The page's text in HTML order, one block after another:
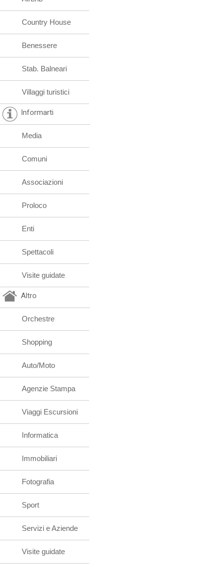
Country House
Benessere
Stab. Balneari
Villaggi turistici
Informarti
Media
Comuni
Associazioni
Proloco
Enti
Spettacoli
Visite guidate
Altro
Orchestre
Shopping
Auto/Moto
Agenzie Stampa
Viaggi Escursioni
Informatica
Immobiliari
Fotografia
Sport
Servizi e Aziende
Visite guidate